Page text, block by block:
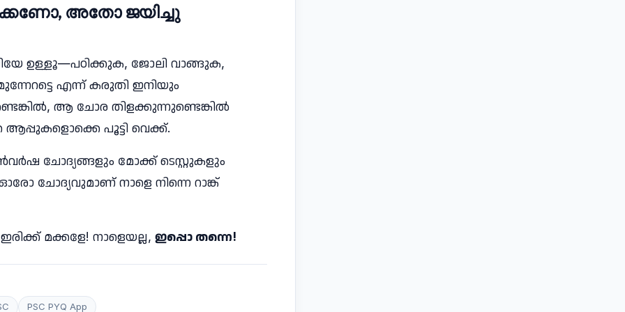
അതോ ജയിച്ചു
ഉള്ളൂ—പഠിക്കുക, ജോലി വാങ്ങുക,
എന്ന് കരുതി ഇനിയും
ആ ചോര തിളക്കുന്നുണ്ടെങ്കിൽ
പൂട്ടി വെക്ക്.
ചോദ്യങ്ങളും മോക്ക് ടെസ്റ്റുകളും
ചോദ്യവുമാണ് നാളെ നിന്നെ റാങ്ക്
ഇരിക്ക് മക്കളേ! നാളെയല്ല, ഇപ്പൊ തന്നെ!
PSC PYQ App